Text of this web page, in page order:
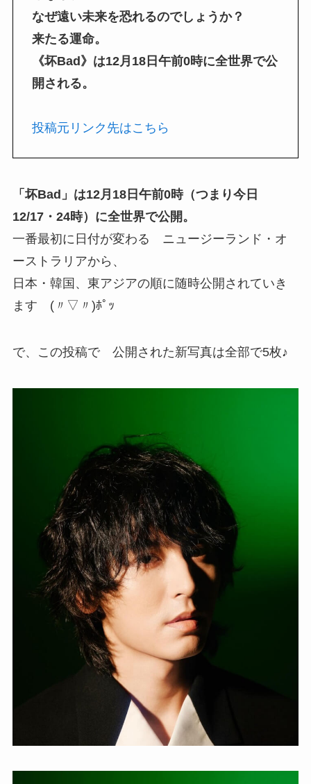
なぜ遠い未来を恐れるのでしょうか？
来たる運命。
《坏Bad》は12月18日午前0時に全世界で公
開される。
投稿元リンク先はこちら
「坏Bad」は12月18日午前0時（つまり今日
12/17・24時）に全世界で公開。
一番最初に日付が変わる ニュージーランド・オ
ーストラリアから、
日本・韓国、東アジアの順に随時公開されていき
ます (〃▽〃)ﾎﾟｯ
で、この投稿で 公開された新写真は全部で5枚♪